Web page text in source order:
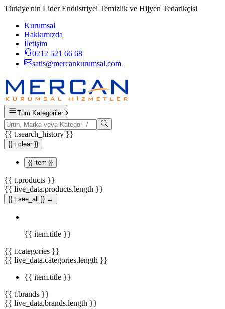
Türkiye'nin Lider Endüstriyel Temizlik ve Hijyen Tedarikçisi
Kurumsal
Hakkımızda
İletişim
0212 521 66 68
satis@mercankurumsal.com
Tüm Kategoriler
{{ t.search_history }}
{{ t.clear }}
{{ item }}
{{ t.products }}
{{ live_data.products.length }}
{{ t.see_all }} →
{{ item.title }}
{{ t.categories }}
{{ live_data.categories.length }}
{{ item.title }}
{{ t.brands }}
{{ live_data.brands.length }}